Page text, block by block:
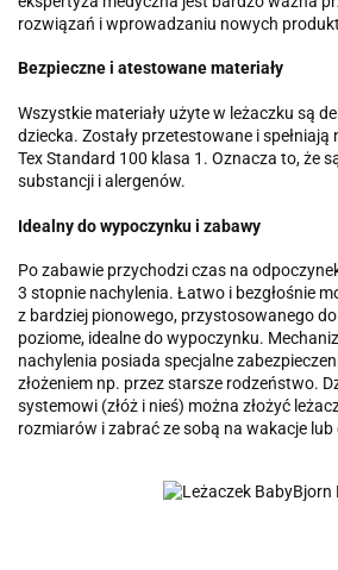
rozwiązań i wprowadzaniu nowych
Bezpieczne i atestowane materiały
Wszystkie materiały użyte w leżaczku są
dziecka. Zostały przetestowane i
Tex Standard 100 klasa 1. Oznacza to, że
substancji i alergenów.
Idealny do wypoczynku i zabawy
Po zabawie przychodzi czas na
3 stopnie nachylenia. Łatwo i bezgłośnie
z bardziej pionowego, przystosowanego
poziome, idealne do wypoczynku.
nachylenia posiada specjalne
złożeniem np. przez starsze rodzeństwo.
systemowi (złóż i nieś) można złożyć
rozmiarów i zabrać ze sobą na wakacje lub